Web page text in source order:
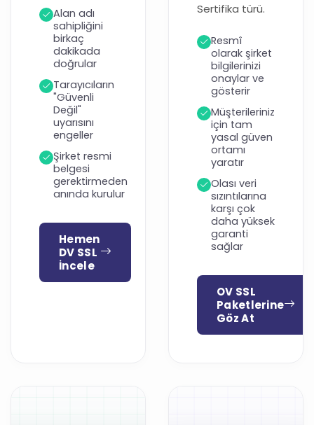
Alan adı
sahipliğini
birkaç
dakikada
doğrular
Tarayıcıların
"Güvenli
Değil"
uyarısını
engeller
Şirket resmi
belgesi
gerektirmeden
anında kurulur
Hemen
DV SSL
İncele
Sertifika türü.
Resmî
olarak şirket
bilgilerinizi
onaylar ve
gösterir
Müşterileriniz
için tam
yasal güven
ortamı
yaratır
Olası veri
sızıntılarına
karşı çok
daha yüksek
garanti
sağlar
OV SSL
Paketlerine
Göz At